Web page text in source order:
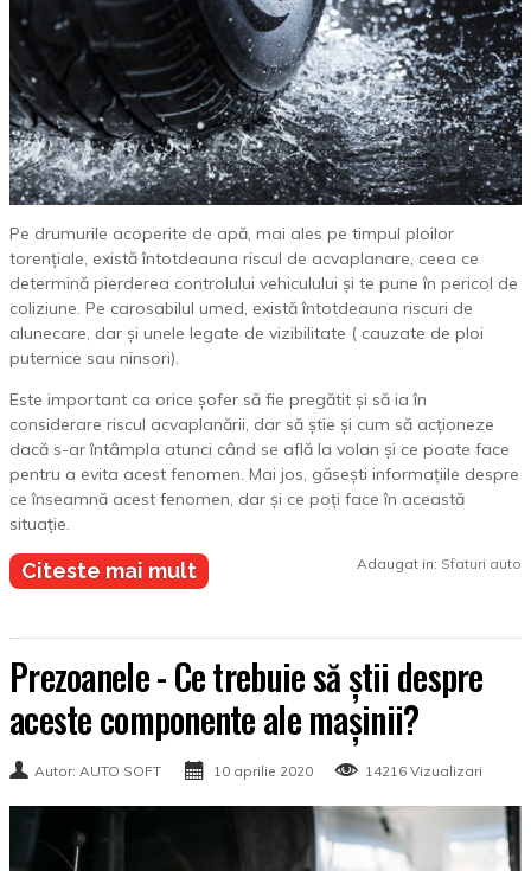
Pe drumurile acoperite de apă, mai ales pe timpul ploilor
torențiale, există întotdeauna riscul de acvaplanare, ceea ce
determină pierderea controlului vehiculului și te pune în pericol de
coliziune. Pe carosabilul umed, există întotdeauna riscuri de
alunecare, dar și unele legate de vizibilitate ( cauzate de ploi
puternice sau ninsori).
Este important ca orice șofer să fie pregătit și să ia în
considerare riscul acvaplanării, dar să știe și cum să acționeze
dacă s-ar întâmpla atunci când se află la volan și ce poate face
pentru a evita acest fenomen. Mai jos, găsești informațiile despre
ce înseamnă acest fenomen, dar și ce poți face în această
situație.
Citeste mai mult Adaugat in: Sfaturi auto
Prezoanele - Ce trebuie să știi despre
aceste componente ale mașinii?
Autor: AUTO SOFT 10 aprilie 2020 14216 Vizualizari